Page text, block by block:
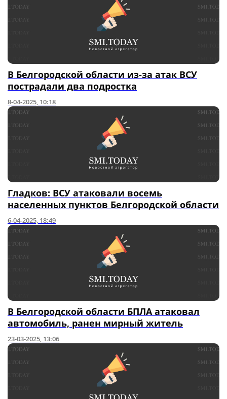
В Белгородской области из-за атак ВСУ
пострадали два подростка
8-04-2025, 10:18
Гладков: ВСУ атаковали восемь
населенных пунктов Белгородской области
6-04-2025, 18:49
В Белгородской области БПЛА атаковал
автомобиль, ранен мирный житель
23-03-2025, 13:06